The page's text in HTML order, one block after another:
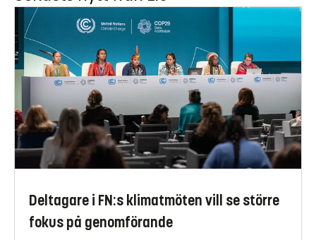
Deltagare i FN:s klimatmöten vill se större
fokus på genomförande